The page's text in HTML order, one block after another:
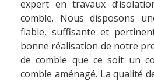
expert en travaux
comble. Nous disposons
fiable, suffisante et
bonne réalisation de notre
de comble que ce soit un
comble aménagé. La qualité